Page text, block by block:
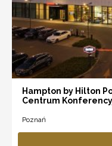
Hampton by Hilton
Centrum
Poznań